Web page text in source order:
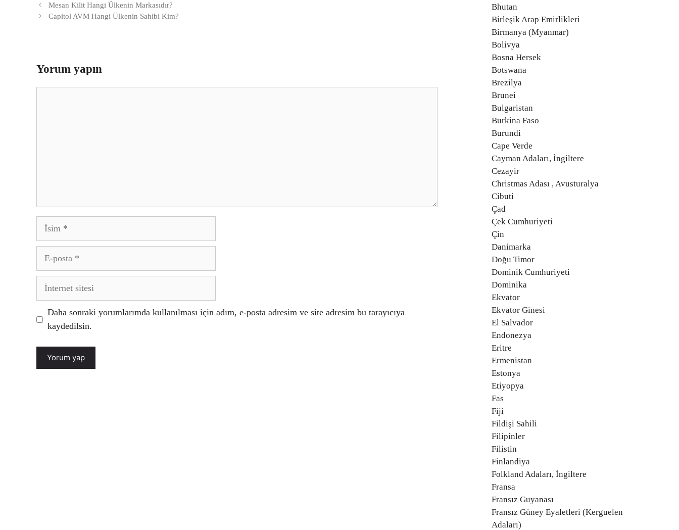
Mesan Kilit Hangi Ülkenin Markasıdır?
Capitol AVM Hangi Ülkenin Sahibi Kim?
Yorum yapın
İsim
posta
İnternet
Daha sonraki yorumlarımda kullanılması için adım, e-posta adresim ve site adresim bu tarayıcıya
kaydedilsin.
Bhutan
Birleşik Arap Emirlikleri
Birmanya (Myanmar)
Bolivya
Bosna Hersek
Botswana
Brezilya
Brunei
Bulgaristan
Burkina Faso
Burundi
Cape Verde
Cayman Adaları, İngiltere
Cezayir
Christmas Adası , Avusturalya
Cibuti
Çad
Çek Cumhuriyeti
Çin
Danimarka
Doğu Timor
Dominik Cumhuriyeti
Dominika
Ekvator
Ekvator Ginesi
El Salvador
Endonezya
Eritre
Ermenistan
Estonya
Etiyopya
Fas
Fiji
Fildişi Sahili
Filipinler
Filistin
Finlandiya
Folkland Adaları, İngiltere
Fransa
Fransız Guyanası
Fransız Güney Eyaletleri (Kerguelen
Adaları)